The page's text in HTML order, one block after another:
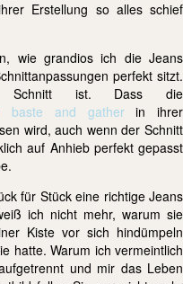
Erstellung so alles schief
wie grandios ich die Jeans
perfekt sitzt.
Schnitt ist. Dass die
baste and gatherin ihrer
wird, auch wenn der Schnitt
auf Anhieb perfekt gepasst
für Stück eine richtige Jeans
ich nicht mehr, warum sie
Kiste vor sich hindümpeln
hatte. Warum ich vermeintlich
und mir das Leben